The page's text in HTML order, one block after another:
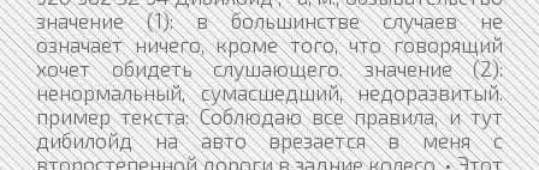
значение (1): в большинстве случаев не
означает ничего, кроме того, что говорящий
хочет обидеть слушающего. значение (2):
ненормальный, сумасшедший, недоразвитый.
пример текста: Соблюдаю все правила, и тут
дибилойд на авто врезается в меня с
второстепенной дороги в задние колесо. • Этот